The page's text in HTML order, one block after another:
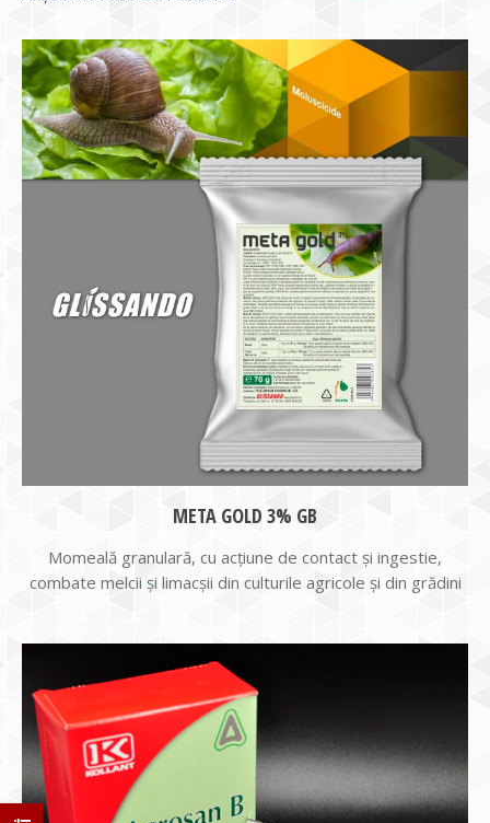
evaluarea
medie
META GOLD 3% GB
Momeală granulară, cu acțiune de contact și ingestie,
combate melcii și limacșii din culturile agricole și din grădini